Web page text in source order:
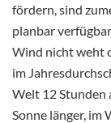
fördern, sind
planbar
Wind nicht weht
im
Welt 12 Stunden
Sonne länger, im